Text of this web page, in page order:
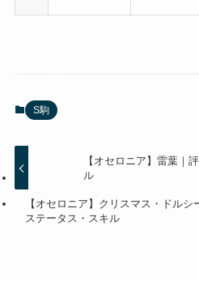
S駒
【オセロニア】雷葉｜
ル
【オセロニア】クリスマス・ドルシ
ステータス・スキル